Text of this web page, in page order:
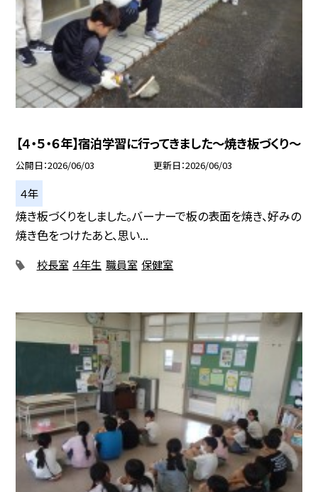
【４・５・６年】宿泊学習に行ってきました～焼き板づくり～
公開日 2026/06/03 更新日 2026/06/03
４年
焼き板づくりをしました。バーナーで板の表面を焼き、好みの
焼き色をつけたあと、思い...
校長室 ４年生 職員室 保健室